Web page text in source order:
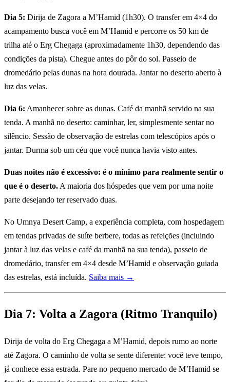
Dia 5: Dirija de Zagora a M’Hamid (1h30). O transfer em 4×4 do
acampamento busca você em M’Hamid e percorre os 50 km de
trilha até o Erg Chegaga (aproximadamente 1h30, dependendo das
condições da pista). Chegue antes do pôr do sol. Passeio de
dromedário pelas dunas na hora dourada. Jantar no deserto aberto à
luz das velas.
Dia 6: Amanhecer sobre as dunas. Café da manhã servido na sua
tenda. A manhã no deserto: caminhar, ler, simplesmente sentar no
silêncio. Sessão de observação de estrelas com telescópios após o
jantar. Durma sob um céu que você nunca havia visto antes.
Duas noites não é excessivo: é o mínimo para realmente sentir o
que é o deserto. A maioria dos hóspedes que vem por uma noite
parte desejando ter reservado duas.
No Umnya Desert Camp, a experiência completa, com hospedagem
em tendas privadas de suíte berbere, todas as refeições (incluindo
jantar à luz das velas e café da manhã na sua tenda), passeio de
dromedário, transfer em 4×4 desde M’Hamid e observação guiada
das estrelas, está incluída. Saiba mais →
Dia 7: Volta a Zagora (Ritmo Tranquilo)
Dirija de volta do Erg Chegaga a M’Hamid, depois rumo ao norte
até Zagora. O caminho de volta se sente diferente: você teve tempo,
já conhece essa estrada. Pare no pequeno mercado de M’Hamid se